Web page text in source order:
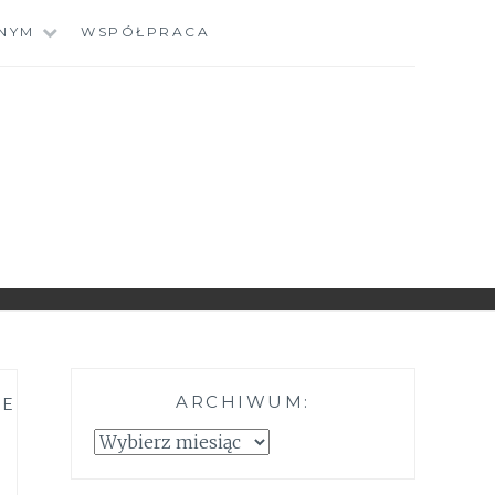
WSPÓŁPRACA
ARCHIWUM:
Archiwum: